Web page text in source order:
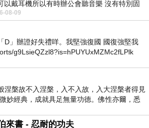
以戴耳機所以有時辦公會聽音樂 沒有特別固
天但就是一周某一天會固定聽'90
08-09
D」辦證好失禮咩。我堅強復國 國復強堅我
g9LsieQZzl8?is=hPUYUxMZMc2fLPlk
涅槃故不入涅槃，入不入故，入大涅槃者得見
妙經典，成就具足無量功德。佛性亦爾，悉
來書 - 忍耐的功夫